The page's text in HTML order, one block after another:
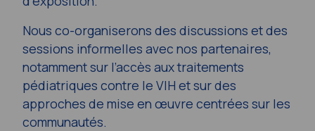
Nous co-organiserons des discussions et des
sessions informelles avec nos partenaires,
notamment sur l’accès aux traitements
pédiatriques contre le VIH et sur des
approches de mise en œuvre centrées sur les
communautés.